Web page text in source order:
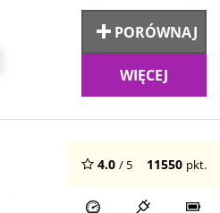
PORÓWNAJ
WIĘCEJ
4.0 / 5 11550 pkt.